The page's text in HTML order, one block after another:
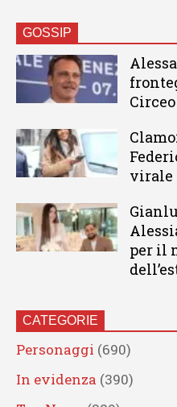
GOSSIP
Circeo
virale
per il
CATEGORIE
Personaggi (690)
In evidenza (390)